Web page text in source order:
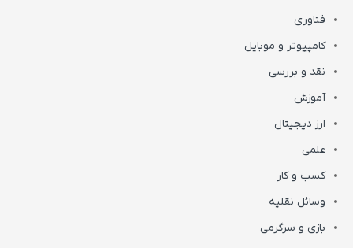
فناوری
کامپیوتر و موبایل
نقد و بررسی
آموزش
ارز دیجیتال
علمی
کسب و کار
وسائل نقلیه
بازی و سرگرمی